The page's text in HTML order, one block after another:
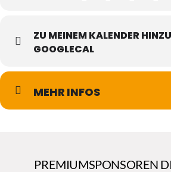
ZU MEINEM KALENDER
GOOGLECAL
MEHR INFOS
PREMIUMSPONSOREN